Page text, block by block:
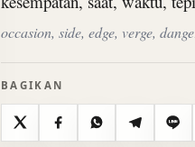
occasion, side, edge, verge,
BAGIKAN
X FacebookWhatsAppTelegramLine